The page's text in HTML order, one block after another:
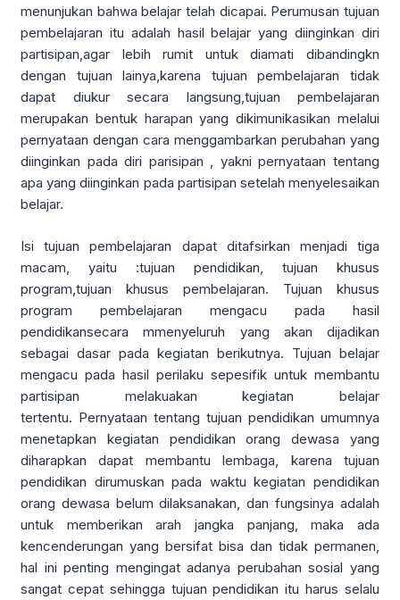
menunjukan bahwa belajar telah dicapai. Perumusan tujuan
pembelajaran itu adalah hasil belajar yang diinginkan diri
partisipan,agar lebih rumit untuk diamati dibandingkn
dengan tujuan lainya,karena tujuan pembelajaran tidak
dapat diukur secara langsung,tujuan pembelajaran
merupakan bentuk harapan yang dikimunikasikan melalui
pernyataan dengan cara menggambarkan perubahan yang
diinginkan pada diri parisipan , yakni pernyataan tentang
apa yang diinginkan pada partisipan setelah menyelesaikan
belajar.
Isi tujuan pembelajaran dapat ditafsirkan menjadi tiga
macam, yaitu :tujuan pendidikan, tujuan khusus
program,tujuan khusus pembelajaran. Tujuan khusus
program pembelajaran mengacu pada hasil
pendidikansecara mmenyeluruh yang akan dijadikan
sebagai dasar pada kegiatan berikutnya. Tujuan belajar
mengacu pada hasil perilaku sepesifik untuk membantu
partisipan melakuakan kegiatan belajar
tertentu. Pernyataan tentang tujuan pendidikan umumnya
menetapkan kegiatan pendidikan orang dewasa yang
diharapkan dapat membantu lembaga, karena tujuan
pendidikan dirumuskan pada waktu kegiatan pendidikan
orang dewasa belum dilaksanakan, dan fungsinya adalah
untuk memberikan arah jangka panjang, maka ada
kencenderungan yang bersifat bisa dan tidak permanen,
hal ini penting mengingat adanya perubahan sosial yang
sangat cepat sehingga tujuan pendidikan itu harus selalu